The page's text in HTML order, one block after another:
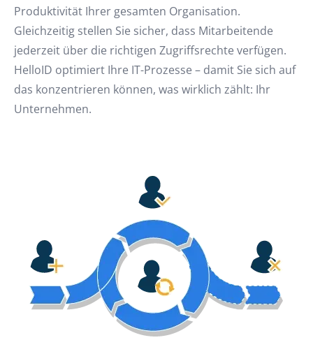
Produktivität Ihrer gesamten Organisation.
Gleichzeitig stellen Sie sicher, dass Mitarbeitende
jederzeit über die richtigen Zugriffsrechte verfügen.
HelloID optimiert Ihre IT-Prozesse – damit Sie sich auf
das konzentrieren können, was wirklich zählt: Ihr
Unternehmen.